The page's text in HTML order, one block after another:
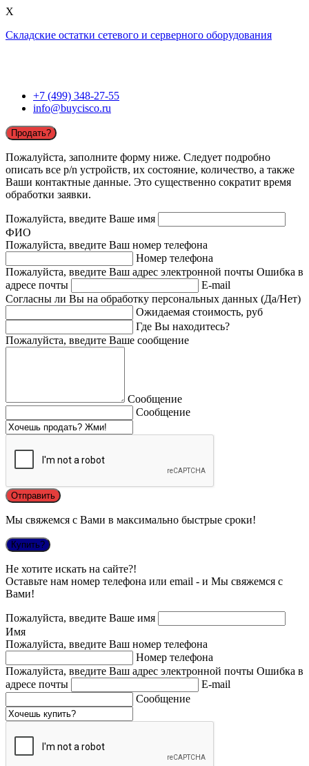
X
Складские остатки сетевого и серверного оборудования
+7 (499) 348-27-55
info@buycisco.ru
Продать?
Пожалуйста, заполните форму ниже. Следует подробно
описать все p/n устройств, их состояние, количество, а также
Ваши контактные данные. Это существенно сократит время
обработки заявки.
Пожалуйста, введите Ваше имя
ФИО
Пожалуйста, введите Ваш номер телефона
Номер телефона
Пожалуйста, введите Ваш адрес электронной почты Ошибка в
адресе почты
E-mail
Согласны ли Вы на обработку персональных данных (Да/Нет)
Ожидаемая стоимость, руб
Где Вы находитесь?
Пожалуйста, введите Ваше сообщение
Сообщение
Сообщение
Мы свяжемся с Вами в максимально быстрые сроки!
Купить?
Не хотите искать на сайте?!
Оставьте нам номер телефона или email - и Мы свяжемся с
Вами!
Пожалуйста, введите Ваше имя
Имя
Пожалуйста, введите Ваш номер телефона
Номер телефона
Пожалуйста, введите Ваш адрес электронной почты Ошибка в
адресе почты
E-mail
Сообщение